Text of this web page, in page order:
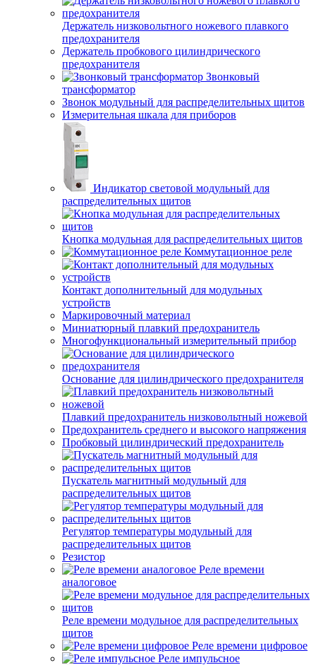
Держатель низковольтного ножевого плавкого
предохранителя
Держатель пробкового цилиндрического
предохранителя
Звонковый
трансформатор
Звонок модульный для распределительных щитов
Измерительная шкала для приборов
Индикатор световой модульный для
распределительных щитов
Кнопка модульная для распределительных щитов
Коммутационное реле
Контакт дополнительный для модульных
устройств
Маркировочный материал
Миниатюрный плавкий предохранитель
Многофункциональный измерительный прибор
Основание для цилиндрического предохранителя
Плавкий предохранитель низковольтный ножевой
Предохранитель среднего и высокого напряжения
Пробковый цилиндрический предохранитель
Пускатель магнитный модульный для
распределительных щитов
Регулятор температуры модульный для
распределительных щитов
Резистор
Реле времени
аналоговое
Реле времени модульное для распределительных
щитов
Реле времени цифровое
Реле импульсное